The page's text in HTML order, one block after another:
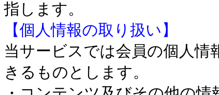
指します。
【個人情報の取り扱い】
当サービスでは会員の個人
きるものとします。